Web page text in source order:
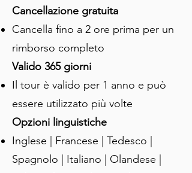
comuni durante l'era veneziana. Sotto
questo tetto, si svolgevano importanti
riunioni pubbliche. Si firmavano
contratti, si leggevano ad alta voce
decreti ufficiali e, forse più importante
di tutto, si amministrava la giustizia. Il
Duca, o il suo rappresentante,
presiedeva i processi qui. Osserva da
vicino la struttura della Loggia. Le sue
colonne sono in realtà scolpite da
antiche rovine e puoi vedere i ruvidi
capitelli corinzi riutilizzati da scavi
Cancellazione gratuita
Cancella fino a 2 ore prima per un
rimborso completo
Valido 365 giorni
Il tour è valido per 1 anno e può
essere utilizzato più volte
Opzioni linguistiche
Inglese | Francese | Tedesco |
Spagnolo | Italiano | Olandese |